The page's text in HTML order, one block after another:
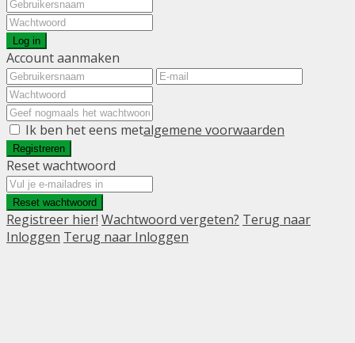
Log in
Account aanmaken
Ik ben het eens metalgemene voorwaarden
Registreren
Reset wachtwoord
Reset wachtwoord
Registreer hier! Wachtwoord vergeten? Terug naar
Inloggen Terug naar Inloggen